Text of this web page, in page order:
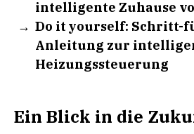
intelligente Zuhause
Do it yourself: Schritt-
Anleitung zur
Heizungssteuerung
Ein Blick in die